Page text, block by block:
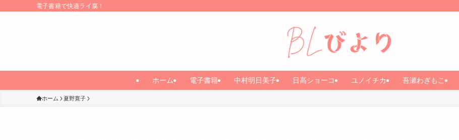
電子書籍で快適ライ腐！
ホーム 電子書籍 中村明日美子 日高ショーコ ユノイチカ 吾瀬わぎもこ
ホーム 夏野寛子